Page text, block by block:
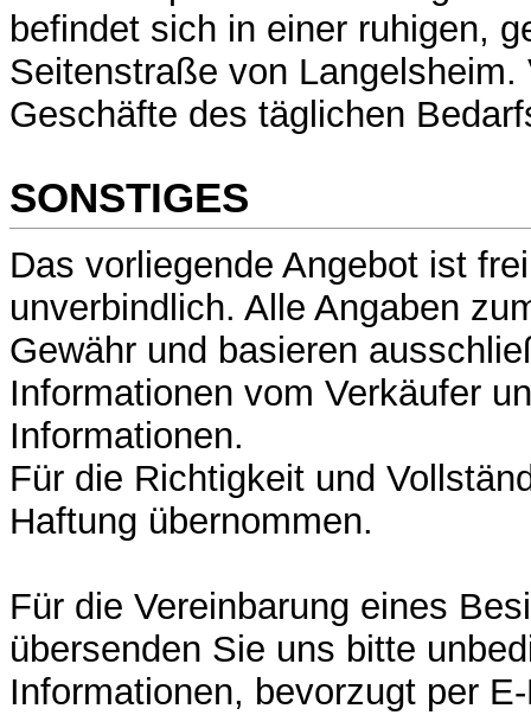
befindet sich in einer ruhigen,
Seitenstraße von
Geschäfte des täglichen
SONSTIGES
Das vorliegende Angebot ist
unverbindlich. Alle Angaben
Gewähr und basieren
Informationen vom Verkäufer
Informationen.
Für die Richtigkeit und
Haftung übernommen.
Für die Vereinbarung eines
übersenden Sie uns bitte
Informationen, bevorzugt per